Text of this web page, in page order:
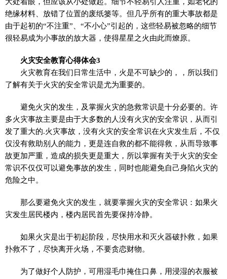
绝缘材料、放错了位置的废纸篓等。但几乎所有的重大事故都是
由于起初的“不注重”、“不小心”引起的，这些轻易被忽略的细节
很轻易成为小事故的放大器，使得星星之火由此而燎原。
火灾安全教育心得体会3
火灾教育在我们日常生活中，火是不可缺少的，，所以我们
了解有关于火灾的安全常识是尤为重要的。
避免火灾的发生，及掌握火灾的急救常识是十分必要的。许
多火灾事故主要是由于大多数的人没有火灾的安全常识，从而引
发了重大的.火灾事故，没有火灾的安全常识在火灾发生后，不仅
仅没有救助别人的能力，更是连自救的都不能得救，从而导致事
故更加严重，造成的损失更是重大，所以掌握有关于火灾的安全
常识不仅仅可以避免事故的发生，同时也能避免自己身陷火灾的
危险之中。
那么要避免火灾的发生，就要掌握火灾的安全常识：如果火
灾发生居民楼内，楼内居民首先要保持冷静。
如果火灾是出于初起阶段，尽快用水和灭火器破扑救，如果
扑救不了，尽快离开火场，不要贪恋财物。
为了做好个人防护，可用湿毛巾掩住口鼻，用浸湿的衣服被